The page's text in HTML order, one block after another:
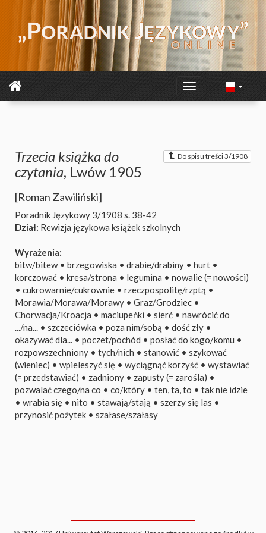
Do spisu treści 3/1908
Trzecia książka do
czytania, Lwów 1905
[Roman Zawiliński]
Poradnik Językowy 3/1908 s. 38-42
Dział: Rewizja językowa książek szkolnych
Wyrażenia:
bitw/bitew• brzegowiska • drabie/drabiny • hurt •
korczować • kresa/strona • legumina • nowalie (= nowości)
• cukrowarnie/cukrownie • rzeczpospolitę/rzptą •
Morawia/Morawa/Morawy • Graz/Grodziec •
Chorwacja/Kroacja • maciupeńki • sierć • nawrócić do
.../na... • szczeciówka • poza nim/sobą • dość zły •
okazywać dla... • poczet/pochód • posłać do kogo/komu •
rozpowszechniony • tych/nich • stanowić • szykować
(wieniec) • wpieleszyć się • wyciągnąć korzyść • wystawiać
(= przedstawiać) • zadniony • zapusty (= zarośla) •
pozwalać czego/na co • co/który • ten, ta, to • tak nie idzie
• wrabia się • nito • stawają/stają • szerzy się las •
przynosić pożytek • szałase/szałasy